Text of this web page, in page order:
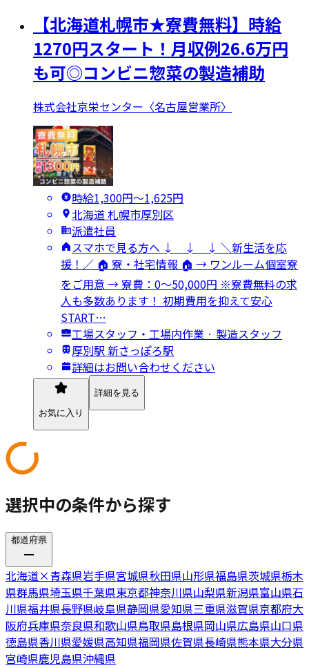
【北海道札幌市★寮費無料】時給
1270円スタート！月収例26.6万円
も可◎コンビニ惣菜の製造補助
株式会社京栄センター〈名古屋営業所〉
時給1,300円〜1,625円
北海道 札幌市厚別区
派遣社員
スマホで見る方へ ↓ ↓ ↓ ＼新生活を応
援！／ 🏠 寮・社宅情報 🏠 → ワンルーム個室寮
をご用意 → 寮費：0～50,000円 ※寮費無料の求
人も多数あります！ 初期費用を抑えて安心
START…
工場スタッフ・工場内作業 · 製造スタッフ
厚別駅 新さっぽろ駅
詳細はお問い合わせください
お気に入り
詳細を見る
選択中の条件から探す
都道府県
北海道×青森県岩手県宮城県秋田県山形県福島県茨城県栃木
県群馬県埼玉県千葉県東京都神奈川県山梨県新潟県富山県石
川県福井県長野県岐阜県静岡県愛知県三重県滋賀県京都府大
阪府兵庫県奈良県和歌山県鳥取県島根県岡山県広島県山口県
徳島県香川県愛媛県高知県福岡県佐賀県長崎県熊本県大分県
宮崎県鹿児島県沖縄県